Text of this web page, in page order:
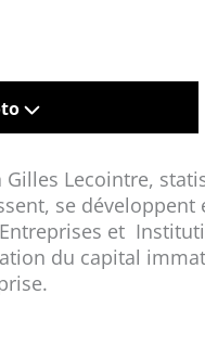
Gilles Lecointre,
se développent
et
du capital